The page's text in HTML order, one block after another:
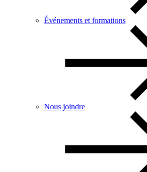
Événements et formations
Nous joindre